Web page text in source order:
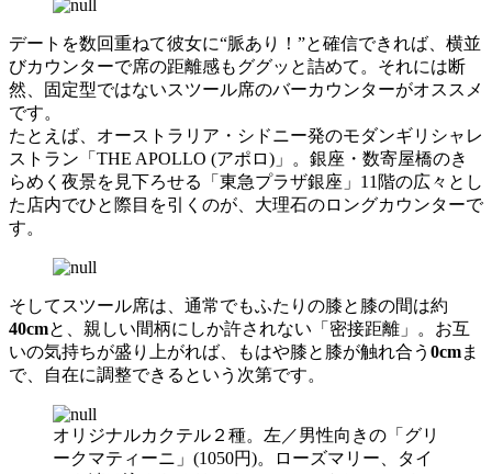
デートを数回重ねて彼女に“脈あり！”と確信できれば、横並
びカウンターで席の距離感もググッと詰めて。それには断
然、固定型ではないスツール席のバーカウンターがオススメ
です。
たとえば、オーストラリア・シドニー発のモダンギリシャレ
ストラン「THE APOLLO (アポロ)」。銀座・数寄屋橋のき
らめく夜景を見下ろせる「東急プラザ銀座」11階の広々とし
た店内でひと際目を引くのが、大理石のロングカウンターで
す。
そしてスツール席は、通常でもふたりの膝と膝の間は約
40cmと、親しい間柄にしか許されない「密接距離」。お互
いの気持ちが盛り上がれば、もはや膝と膝が触れ合う 0cmま
で、自在に調整できるという次第です。
オリジナルカクテル２種。左／男性向きの「グリ
ークマティーニ」(1050円)。ローズマリー、タイ